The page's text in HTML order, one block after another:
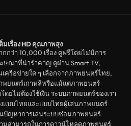
มเรื่อง HD คุณภาพสุง
กว่า 10,000 เรื่อง ดูฟรีโดยไม่มีการ
ษณาที่น่ารำคาญ ดูผ่าน Smart TV,
เครือข่ายใด ๆ เลือกจากภาพยนตร์ไทย,
พยนตร์เกาหลีหรือแม้แต่ภาพยนตร์
ดยไม่ต้องใช้เงิน ระบบภาพยนตร์ของเรา
แบบไทยและแบบไทยผู้เล่นภาพยนตร์
นปัญหาการเล่นระบบซ่อมภาพยนตร์
มสามารถในการดาวน์โหลดภาพยนตร์